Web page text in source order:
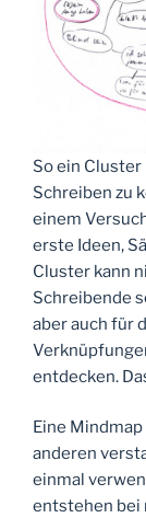
So ein
Schreiben zu
einem
erste Ideen,
Cluster kann
Schreibende
aber auch für
entdecken.
Eine
anderen
einmal
entstehen bei